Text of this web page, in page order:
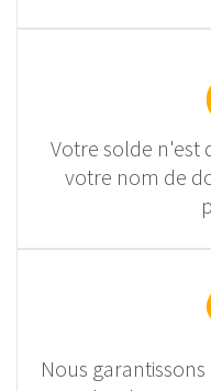
Votre solde n'est
votre nom de
Nous